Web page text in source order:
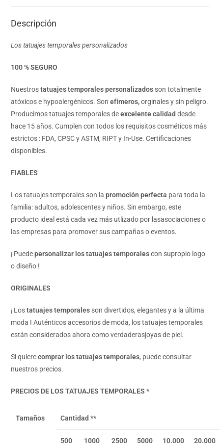
Descripción
Los tatuajes temporales personalizados
100 % SEGURO
Nuestrostatuajes temporales personalizados son totalmente
atóxicos e hypoalergénicos. Sonefímeros,orginales y sin peligro.
Producimos tatuajes temporales deexcelente calidad desde
hace 15 años. Cumplen con todos los requisitos cosméticos más
estrictos : FDA, CPSC y ASTM, RIPT y In-Use. Certificaciones
disponibles.
FIABLES
Los tatuajes temporales son la promoción perfecta para toda la
familia: adultos, adolescentes y niños. Sin embargo, este
producto ideal está cada vez más utlizado por lasasociaciones o
las empresas para promover sus campañas o eventos.
¡ Puedepersonalizar los tatuajes temporalescon supropio logo
o diseño !
ORIGINALES
¡ Lostatuajes temporales son divertidos, elegantes y a la última
moda ! Auténticos accesorios de moda, los tatuajes temporales
están considerados ahora como verdaderasjoyas de piel.
Si quierecomprar los tatuajes temporales, puede consultar
nuestros precios.
PRECIOS DE LOS TATUAJES TEMPORALES *
Tamaños Cantidad **
500 1000 2500 5000 10.000 20.000